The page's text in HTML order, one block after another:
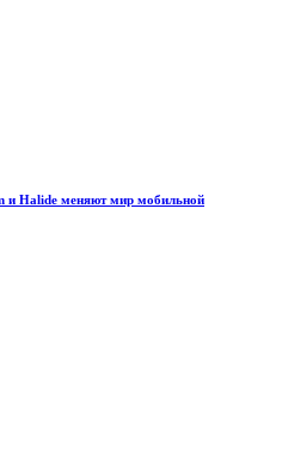
и Halide меняют мир мобильной